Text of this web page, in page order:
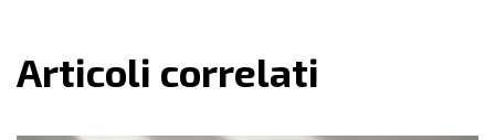
Articoli correlati